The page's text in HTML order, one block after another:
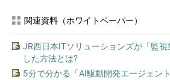
関連資料（ホワイトペーパー）
JR西日本ITソリューションズが「監
した方法とは?
5分で分かる「AI駆動開発エージェン